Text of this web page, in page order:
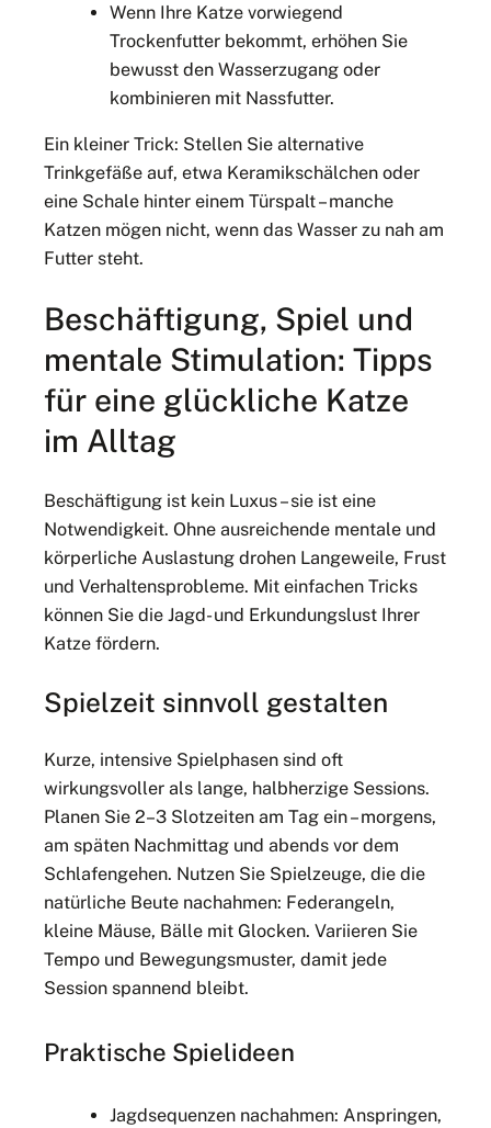
Wenn Ihre Katze vorwiegend
Trockenfutter bekommt, erhöhen Sie
bewusst den Wasserzugang oder
kombinieren mit Nassfutter.
Ein kleiner Trick: Stellen Sie alternative
Trinkgefäße auf, etwa Keramikschälchen oder
eine Schale hinter einem Türspalt – manche
Katzen mögen nicht, wenn das Wasser zu nah am
Futter steht.
Beschäftigung, Spiel und
mentale Stimulation: Tipps
für eine glückliche Katze
im Alltag
Beschäftigung ist kein Luxus – sie ist eine
Notwendigkeit. Ohne ausreichende mentale und
körperliche Auslastung drohen Langeweile, Frust
und Verhaltensprobleme. Mit einfachen Tricks
können Sie die Jagd- und Erkundungslust Ihrer
Katze fördern.
Spielzeit sinnvoll gestalten
Kurze, intensive Spielphasen sind oft
wirkungsvoller als lange, halbherzige Sessions.
Planen Sie 2–3 Slotzeiten am Tag ein – morgens,
am späten Nachmittag und abends vor dem
Schlafengehen. Nutzen Sie Spielzeuge, die die
natürliche Beute nachahmen: Federangeln,
kleine Mäuse, Bälle mit Glocken. Variieren Sie
Tempo und Bewegungsmuster, damit jede
Session spannend bleibt.
Praktische Spielideen
Jagdsequenzen nachahmen: Anspringen,